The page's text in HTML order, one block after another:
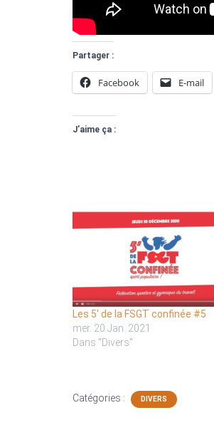
Partager :
Facebook E-mail
J’aime ça :
Les 5′ de la FSGT confinée #5
mer. 20 Jan. 2021
Dans "Divers"
Catégories : DIVERS